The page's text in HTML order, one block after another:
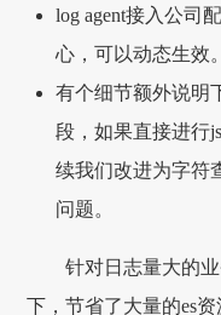
log agent接入公司
心，可以动态生效。
有个细节额外说明
段，如果直接进行
续我们改进为字符
问题。
针对日志量大的
下，节省了大量的es